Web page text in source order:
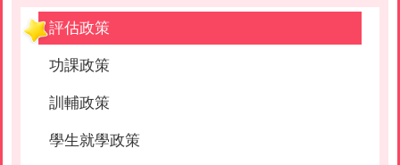
評估政策
功課政策
訓輔政策
學生就學政策